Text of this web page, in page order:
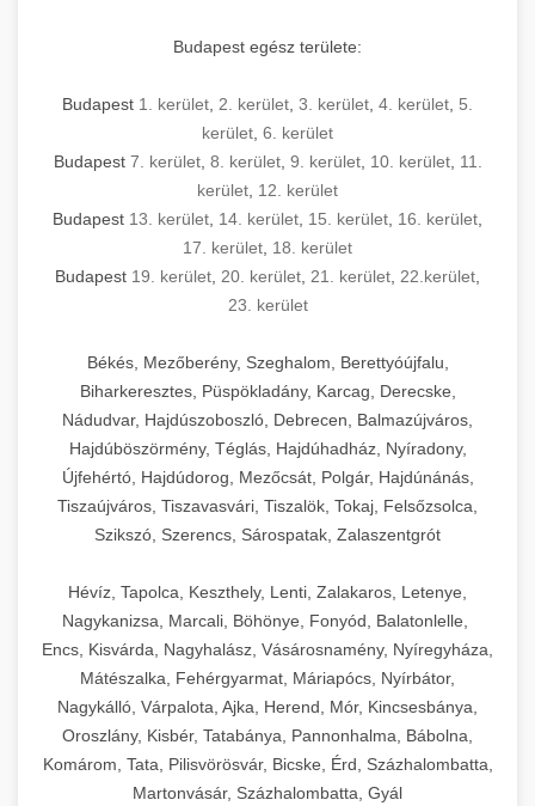
Budapest egész területe:
Budapest 1. kerület 2. kerület 3. kerület 4. kerület 5.
kerület 6. kerület
Budapest 7. kerület, 8. kerület, 9. kerület, 10. kerület, 11.
kerület 12. kerület
Budapest 13. kerület 14. kerület 15. kerület 16. kerület
17. kerület 18. kerület
Budapest 19. kerület 20. kerület 21. kerület 22.kerület
23. kerület
Békés, Mezőberény, Szeghalom, Berettyóújfalu,
Biharkeresztes, Püspökladány, Karcag, Derecske,
Nádudvar, Hajdúszoboszló, Debrecen, Balmazújváros,
Hajdúböszörmény, Téglás, Hajdúhadház, Nyíradony,
Újfehértó, Hajdúdorog, Mezőcsát, Polgár, Hajdúnánás,
Tiszaújváros, Tiszavasvári, Tiszalök, Tokaj, Felsőzsolca,
Szikszó, Szerencs, Sárospatak, Zalaszentgrót
Hévíz, Tapolca, Keszthely, Lenti, Zalakaros, Letenye,
Nagykanizsa, Marcali, Böhönye, Fonyód, Balatonlelle,
Encs, Kisvárda, Nagyhalász, Vásárosnamény, Nyíregyháza,
Mátészalka, Fehérgyarmat, Máriapócs, Nyírbátor,
Nagykálló, Várpalota, Ajka, Herend, Mór, Kincsesbánya,
Oroszlány, Kisbér, Tatabánya, Pannonhalma, Bábolna,
Komárom, Tata, Pilisvörösvár, Bicske, Érd, Százhalombatta,
Martonvásár, Százhalombatta, Gyál